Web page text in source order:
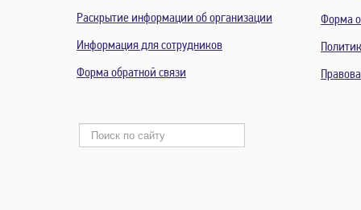
Раскрытие информации об организации
Информация для сотрудников
Форма обратной связи
Форма